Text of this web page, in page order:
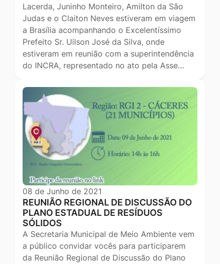
Lacerda, Juninho Monteiro, Amilton da São
Judas e o Claiton Neves estiveram em viagem
a Brasília acompanhando o Excelentíssimo
Prefeito Sr. Uilson José da Silva, onde
estiveram em reunião com a superintendência
do INCRA, representado no ato pela Asse…
08 de Junho de 2021
REUNIÃO REGIONAL DE DISCUSSÃO DO
PLANO ESTADUAL DE RESÍDUOS
SÓLIDOS
A Secretaria Municipal de Meio Ambiente vem
a público convidar vocês para participarem
da Reunião Regional de Discussão do Plano